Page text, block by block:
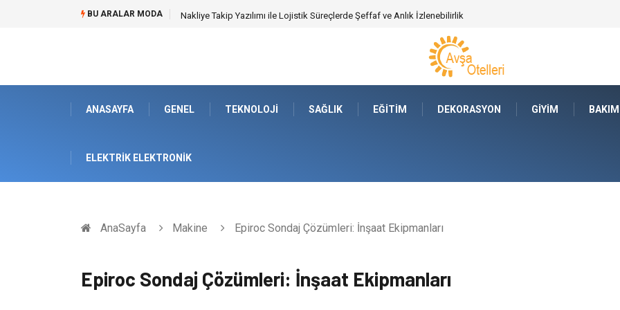
BU ARALAR MODA Nakliye Takip Yazılımı ile Lojistik Süreçlerde Şeffaf ve Anlık İzlenebilirlik
ANASAYFA GENEL TEKNOLOJI SAĞLIK EĞITIM DEKORASYON GIYIM
ELEKTRIK ELEKTRONIK
AnaSayfa Makine Epiroc Sondaj Çözümleri: İnşaat Ekipmanları
Epiroc Sondaj Çözümleri: İnşaat Ekipmanları